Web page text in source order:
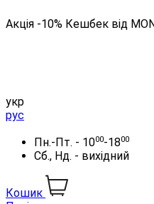
Акція -10% Кешбек від
укр
рус
Пн.-Пт. - 1000-1800
Сб., Нд. - вихідний
Кошик